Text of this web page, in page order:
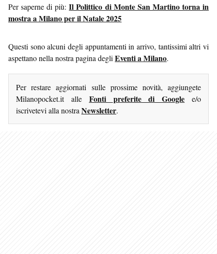
Per saperne di più:Il Polittico di Monte San Martino torna in
mostra a Milano per il Natale 2025
Questi sono alcuni degli appuntamenti in arrivo, tantissimi altri vi
aspettano nella nostra pagina degli Eventi a Milano.
Per restare aggiornati sulle prossime novità, aggiungete
Milanopocket.it alle Fonti preferite di Google e/o
iscrivetevi alla nostra Newsletter.